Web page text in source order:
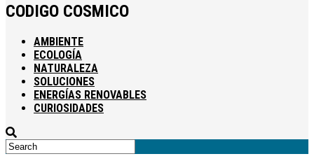
CODIGO COSMICO
AMBIENTE
ECOLOGÍA
NATURALEZA
SOLUCIONES
ENERGÍAS RENOVABLES
CURIOSIDADES